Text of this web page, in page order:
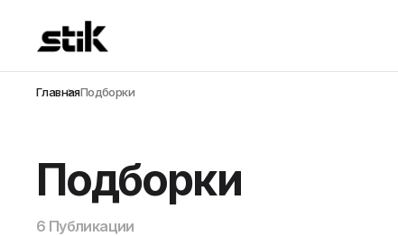
ГлавнаяПодборки
Подборки
6 Публикации